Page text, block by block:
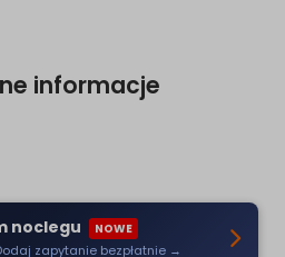
informacje
noclegu NOWE
zapytanie bezpłatnie →